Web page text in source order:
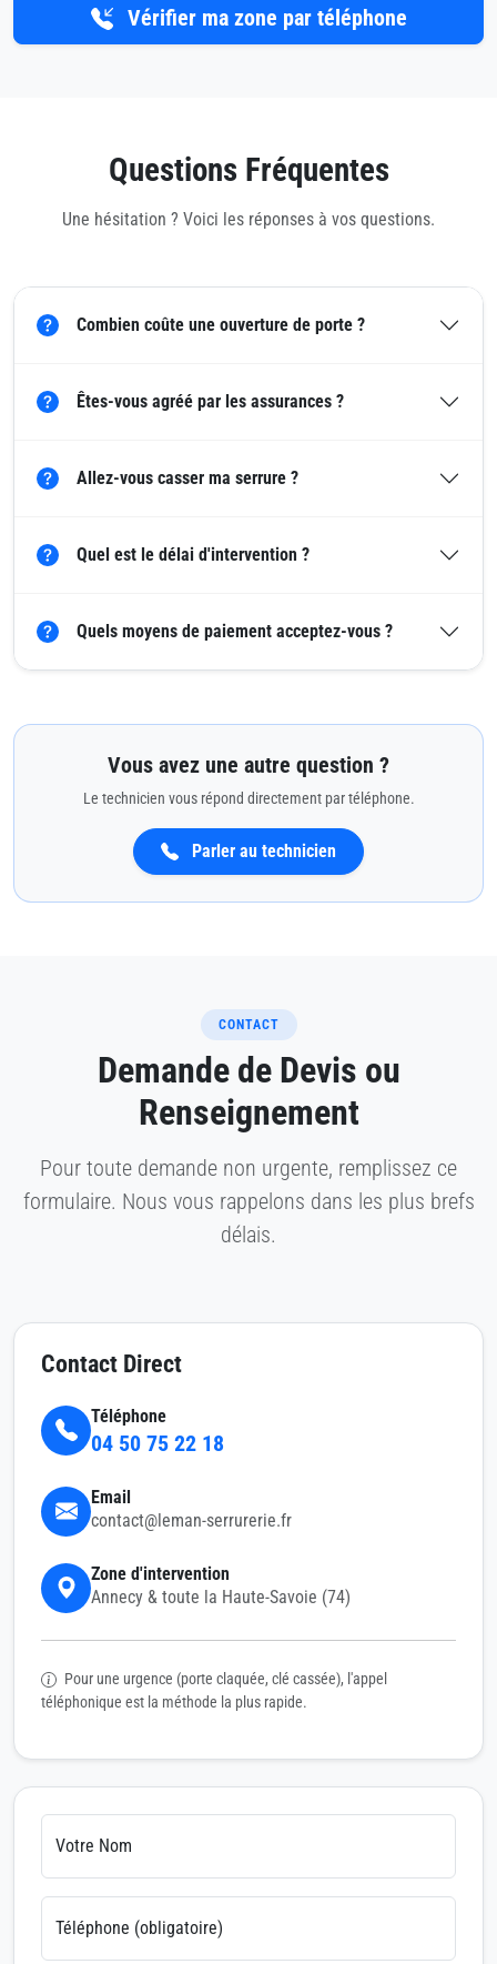
Vérifier ma zone par téléphone
Questions Fréquentes
Une hésitation ? Voici les réponses à vos questions.
Combien coûte une ouverture de porte ?
Êtes-vous agréé par les assurances ?
Allez-vous casser ma serrure ?
Quel est le délai d'intervention ?
Quels moyens de paiement acceptez-vous ?
Vous avez une autre question ?
Le technicien vous répond directement par téléphone.
Parler au technicien
CONTACT
Demande de Devis ou
Renseignement
Pour toute demande non urgente, remplissez ce
formulaire. Nous vous rappelons dans les plus brefs
délais.
Contact Direct
Téléphone
04 50 75 22 18
Email
contact@leman-serrurerie.fr
Zone d'intervention
Annecy & toute la Haute-Savoie (74)
Pour une urgence (porte claquée, clé cassée), l'appel
téléphonique est la méthode la plus rapide.
Votre Nom
Téléphone (obligatoire)